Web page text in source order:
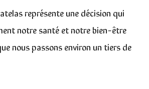
représente une décision qui
notre santé et notre bien-être
nous passons environ un tiers de